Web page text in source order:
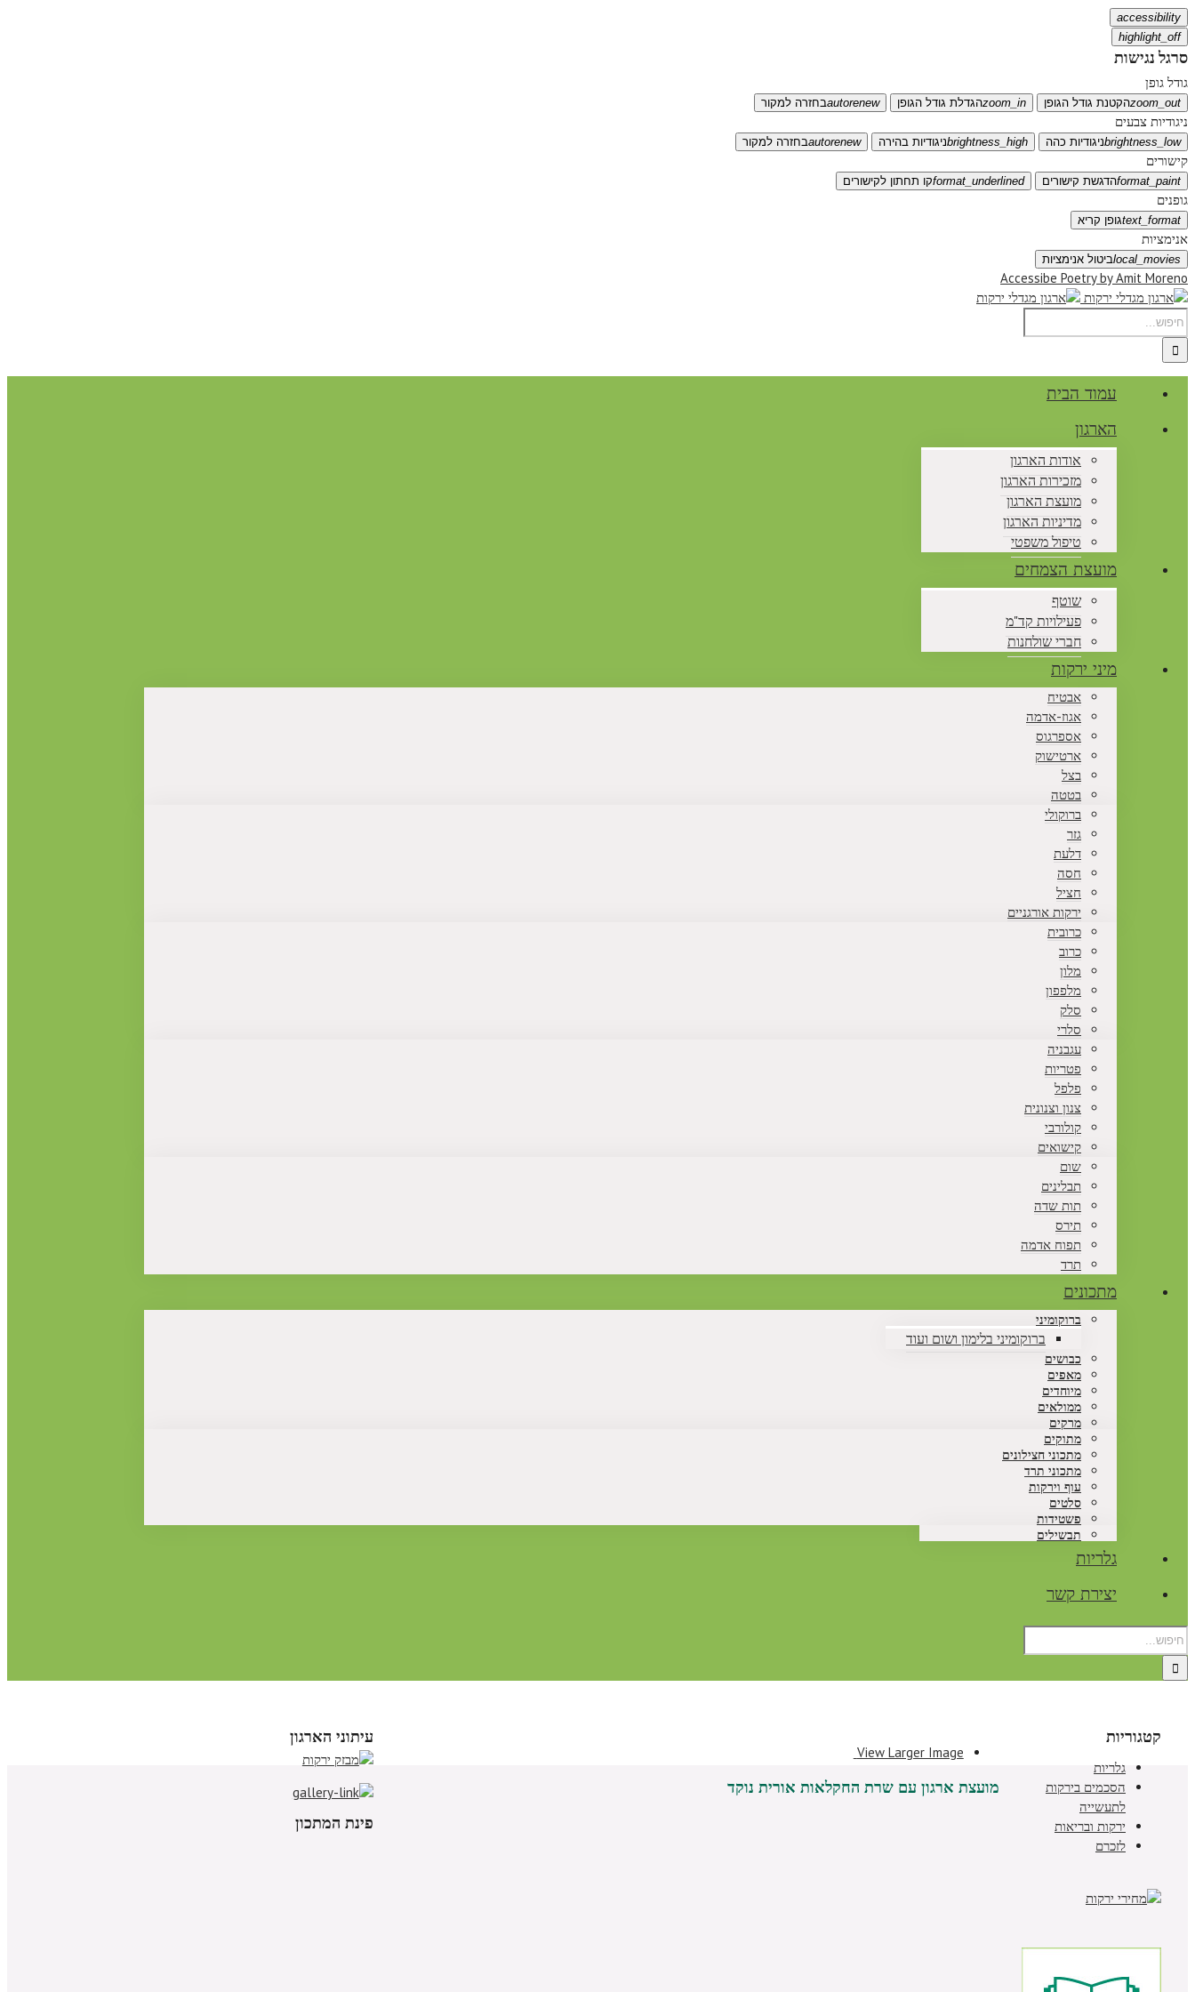
accessibility
highlight_off
סרגל נגישות
גודל גופן
zoom_outהקטנת גודל הגופן zoom_inהגדלת גודל הגופן autorenewבחזרה למקור
ניגודיות צבעים
brightness_lowניגודיות כהה brightness_highניגודיות בהירה autorenewבחזרה למקור
קישורים
format_paintהדגשת קישורים format_underlinedקו תחתון לקישורים
גופנים
text_formatגופן קריא
אנימציות
local_moviesביטול אנימציות
Accessibe Poetry by Amit Moreno
עמוד הבית
הארגון
אודות הארגון
מזכירות הארגון
מועצת הארגון
מדיניות הארגון
טיפול משפטי
מועצת הצמחים
שוטף
פעילויות קד"מ
חברי שולחנות
מיני ירקות
אבטיח
אגוז-אדמה
אספרגוס
ארטישוק
בצל
בטטה
ברוקולי
גזר
דלעת
חסה
חציל
ירקות אורגניים
כרובית
כרוב
מלון
מלפפון
סלק
סלרי
עגבניה
פטריות
פלפל
צנון וצנונית
קולורבי
קישואים
שום
תבלינים
תות שדה
תירס
תפוח אדמה
תרד
מתכונים
ברוקומיני
ברוקומיני בלימון ושום ועוד
כבושים
מאפים
מיוחדים
ממולאים
מרקים
מתוקים
מתכוני חצילונים
מתכוני תרד
עוף וירקות
סלטים
פשטידות
תבשילים
גלריות
יצירת קשר
View Larger Image
מועצת ארגון עם שרת החקלאות אורית נוקד
עיתוני הארגון
פינת המתכון
קטגוריות
גלריות
הסכמים בירקות
לתעשייה
ירקות ובריאות
לזכרם